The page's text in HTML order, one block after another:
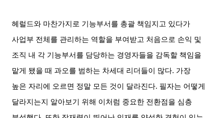
헤럴드와 마찬가지로 기능부서를 총괄 책임지고 있다가
사업부 전체를 관리하는 역할을 부여받고 처음으로 손익 및
조직 내 각 기능부서를 담당하는 경영자들을 감독할 책임을
맡게 됐을 때 과오를 범하는 차세대 리더들이 많다. 가장
높은 자리에 오르면 정말 모든 것이 달라진다. 필자는 어떻게
달라지는지 알아보기 위해 이처럼 중요한 전환점을 심층